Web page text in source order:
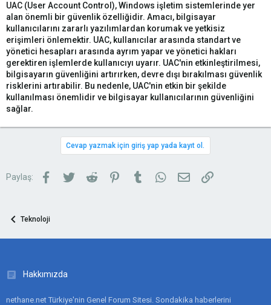
UAC (User Account Control), Windows işletim sistemlerinde yer
alan önemli bir güvenlik özelliğidir. Amacı, bilgisayar
kullanıcılarını zararlı yazılımlardan korumak ve yetkisiz
erişimleri önlemektir. UAC, kullanıcılar arasında standart ve
yönetici hesapları arasında ayrım yapar ve yönetici hakları
gerektiren işlemlerde kullanıcıyı uyarır. UAC'nin etkinleştirilmesi,
bilgisayarın güvenliğini artırırken, devre dışı bırakılması güvenlik
risklerini artırabilir. Bu nedenle, UAC'nin etkin bir şekilde
kullanılması önemlidir ve bilgisayar kullanıcılarının güvenliğini
sağlar.
Cevap yazmak için giriş yap yada kayıt ol.
Paylaş: Facebook
TwitterReddit PinterestTumblrWhatsApp
E-postaLink
Teknoloji
Hakkımızda
nethane.net Türkiye'nin Genel Forum Sitesi. Sondakika haberlerini